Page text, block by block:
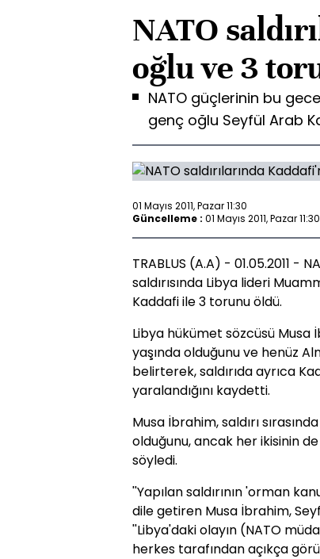
NATO
oğlu ve 3
NATO güçlerinin bu
genç oğlu Seyfül Arab
01 Mayıs 2011, Pazar 11:30
Güncelleme : 01 Mayıs 2011, Pazar 11:30
TRABLUS (A.A) - 01.05.2011 -
saldırısında Libya lideri
Kaddafi ile 3 torunu öldü.
Libya hükümet sözcüsü Musa
yaşında olduğunu ve henüz
belirterek, saldırıda ayrıca
yaralandığını kaydetti.
Musa İbrahim, saldırı
olduğunu, ancak her ikisinin
söyledi.
''Yapılan saldırının 'orman
dile getiren Musa İbrahim,
''Libya'daki olayın (NATO
herkes tarafından açıkça